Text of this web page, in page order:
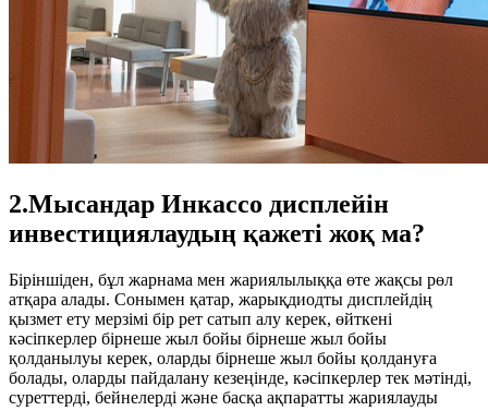
2.Мысандар Инкассо дисплейін
инвестициялаудың қажеті жоқ ма?
Біріншіден, бұл жарнама мен жариялылыққа өте жақсы рөл
атқара алады. Сонымен қатар, жарықдиодты дисплейдің
қызмет ету мерзімі бір рет сатып алу керек, өйткені
кәсіпкерлер бірнеше жыл бойы бірнеше жыл бойы
қолданылуы керек, оларды бірнеше жыл бойы қолдануға
болады, оларды пайдалану кезеңінде, кәсіпкерлер тек мәтінді,
суреттерді, бейнелерді және басқа ақпаратты жариялауды